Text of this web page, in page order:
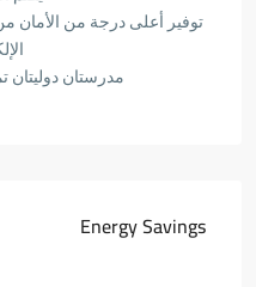
توفير أعلى درجة من الأمان
مدرستان دوليتان
Energy Savings